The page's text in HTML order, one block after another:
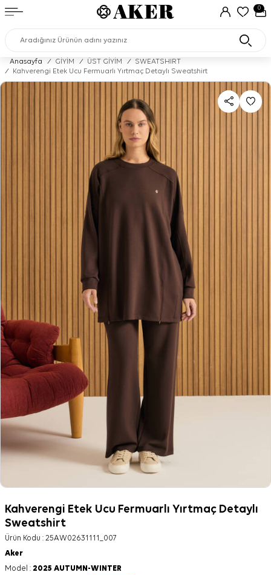
0
Anasayfa / GİYİM / ÜST GİYİM /
SWEATSHIRT
/
Kahverengi Etek Ucu Fermuarlı Yırtmaç Detaylı Sweatshirt
Kahverengi Etek Ucu Fermuarlı Yırtmaç Detaylı
Sweatshirt
Ürün Kodu : 25AW02631111_007
Aker
Model : 2025 AUTUMN-WINTER